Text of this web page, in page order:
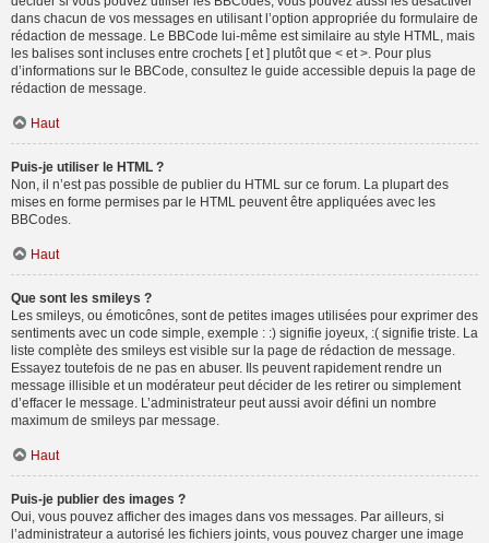
dans chacun de vos messages en utilisant l’option appropriée du formulaire de
rédaction de message. Le BBCode lui-même est similaire au style HTML, mais
les balises sont incluses entre crochets [ et ] plutôt que < et >. Pour plus
d’informations sur le BBCode, consultez le guide accessible depuis la page de
rédaction de message.
Haut
Puis-je utiliser le HTML ?
Non, il n’est pas possible de publier du HTML sur ce forum. La plupart des
mises en forme permises par le HTML peuvent être appliquées avec les
BBCodes.
Haut
Que sont les smileys ?
Les smileys, ou émoticônes, sont de petites images utilisées pour exprimer des
sentiments avec un code simple, exemple : :) signifie joyeux, :( signifie triste. La
liste complète des smileys est visible sur la page de rédaction de message.
Essayez toutefois de ne pas en abuser. Ils peuvent rapidement rendre un
message illisible et un modérateur peut décider de les retirer ou simplement
d’effacer le message. L’administrateur peut aussi avoir défini un nombre
maximum de smileys par message.
Haut
Puis-je publier des images ?
Oui, vous pouvez afficher des images dans vos messages. Par ailleurs, si
l’administrateur a autorisé les fichiers joints, vous pouvez charger une image